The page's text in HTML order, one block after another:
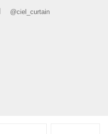
@ciel_curtain